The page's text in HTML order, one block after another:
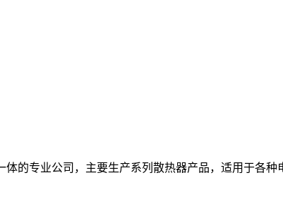
的专业公司，主要生产系列散热器产品，适用于各种